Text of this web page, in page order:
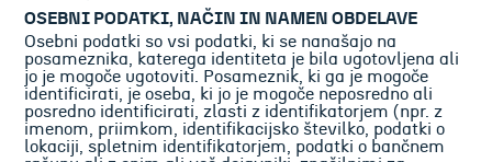
OSEBNI PODATKI, NAČIN IN NAMEN OBDELAVE
Osebni podatki so vsi podatki, ki se nanašajo na
posameznika, katerega identiteta je bila ugotovljena ali
jo je mogoče ugotoviti. Posameznik, ki ga je mogoče
identificirati, je oseba, ki jo je mogoče neposredno ali
posredno identificirati, zlasti z identifikatorjem (npr. z
imenom, priimkom, identifikacijsko številko, podatki o
lokaciji, spletnim identifikatorjem, podatki o bančnem